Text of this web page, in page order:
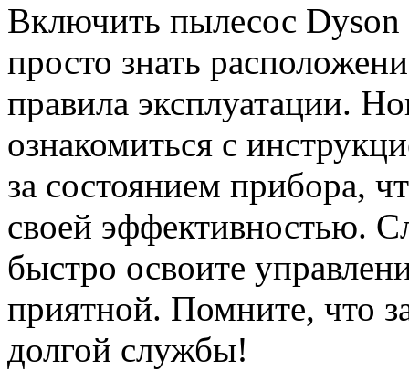
Включить пылесос
просто знать
правила эксплуатации.
ознакомиться с
за состоянием прибора,
своей эффективностью.
быстро освоите
приятной. Помните, что
долгой службы!